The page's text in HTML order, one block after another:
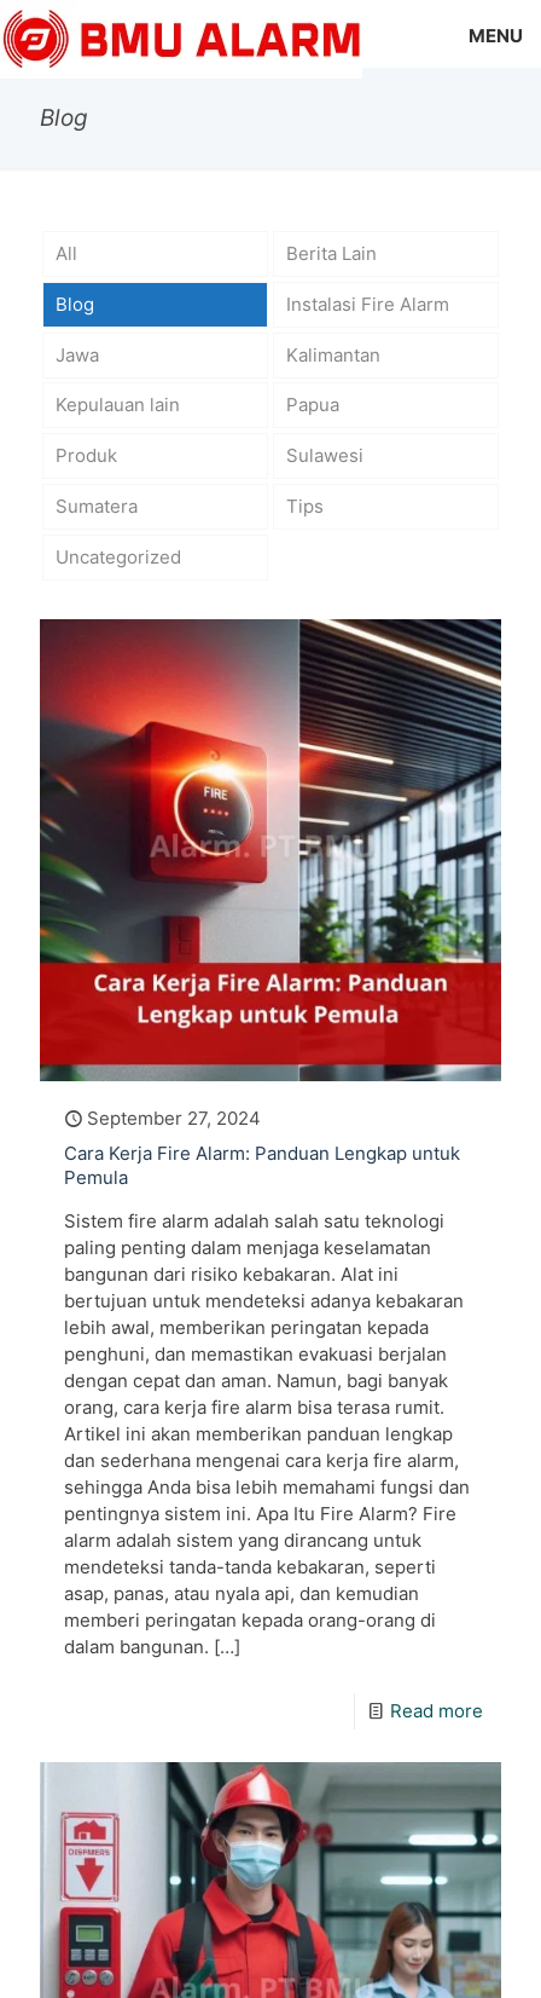
MENU
Blog
All Berita Lain
Blog Instalasi Fire Alarm
Jawa Kalimantan
Kepulauan lain Papua
Produk Sulawesi
Sumatera Tips
Uncategorized
September 27, 2024
Cara Kerja Fire Alarm: Panduan Lengkap untuk
Pemula
Sistem fire alarm adalah salah satu teknologi
paling penting dalam menjaga keselamatan
bangunan dari risiko kebakaran. Alat ini
bertujuan untuk mendeteksi adanya kebakaran
lebih awal, memberikan peringatan kepada
penghuni, dan memastikan evakuasi berjalan
dengan cepat dan aman. Namun, bagi banyak
orang, cara kerja fire alarm bisa terasa rumit.
Artikel ini akan memberikan panduan lengkap
dan sederhana mengenai cara kerja fire alarm,
sehingga Anda bisa lebih memahami fungsi dan
pentingnya sistem ini. Apa Itu Fire Alarm? Fire
alarm adalah sistem yang dirancang untuk
mendeteksi tanda-tanda kebakaran, seperti
asap, panas, atau nyala api, dan kemudian
memberi peringatan kepada orang-orang di
dalam bangunan. […]
Read more